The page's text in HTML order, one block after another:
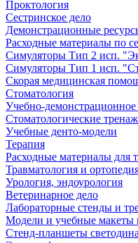
Проктология
Сестринское дело
Демонстрационные
Расходные материалы по
Симуляторы Тип 2 исп.
Симуляторы Тип 1 исп.
Скорая медицинская
Стоматология
Учебно-демонстрационное
Стоматологические
Учебные денто-модели
Терапия
Расходные материалы для
Травматология и
Урология, эндоурология
Ветеринарное дело
Лабораторные стенды и
Модели и учебные макеты
Стенд-планшеты